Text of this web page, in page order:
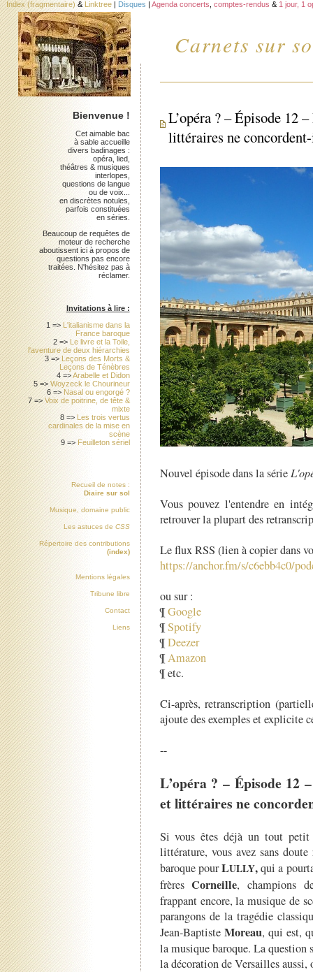
Carnets sur
Index (fragmentaire) & Linktree | Disques | Agenda concerts comptes-rendus & 1 jour, 1
L’opéra ? – Épisode 12
littéraires ne
Nouvel épisode dans la série
Vous pouvez l'entendre en
retrouver la plupart des
Le flux RSS (lien à copier dans
https://anchor.fm/s/c6ebb4c0/
ou sur :
¶Google
¶Spotify
¶Deezer
¶Amazon
¶ etc.
Ci-après, retranscription
ajoute des exemples et explicite
--
L’opéra ? – Épisode 12
et littéraires ne
Si vous êtes déjà un tout
littérature, vous avez sans
baroque pourLULLY,qui a
frèresCorneille, champions
frappant encore, la musique de
parangons de la tragédie
Jean-Baptiste Moreau, qui est,
la musique baroque. La question
la décoration de Versailles
Bienvenue !
Cet aimable bac
à sable accueille
divers badinages :
opéra, lied,
théâtres & musiques
interlopes,
questions de langue
ou de voix...
en discrètes notules,
parfois constituées
en séries.
Beaucoup de requêtes de
moteur de recherche
aboutissent ici à propos de
questions pas encore
traitées. N'hésitez pas à
réclamer.
Invitations à lire :
1 => L'italianisme dans la
France baroque
2 => Le livre et la Toile,
l'aventure de deux hiérarchies
3 => Leçons des Morts &
Leçons de Ténèbres
4 =>Arabelle et Didon
5 =>Woyzeck le Chourineur
6 => Nasal ou engorgé ?
7 =>Voix de poitrine, de tête &
mixte
8 => Les trois vertus
cardinales de la mise en
scène
9 => Feuilleton sériel
Recueil de notes :
Diaire sur sol
Musique, domaine public
Les astuces de CSS
Répertoire des contributions
(index)
Mentions légales
Tribune libre
Contact
Liens